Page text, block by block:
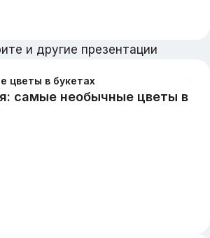
и другие презентации
цветы в букетах